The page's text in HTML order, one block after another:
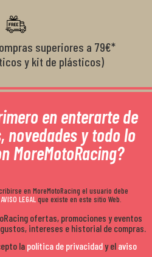
superiores a 79€*
y kit de plásticos)
en enterarte de
novedades y todo lo
MoreMotoRacing?
en MoreMotoRacing el usuario debe
AVISO LEGALque existe en este sitio Web.
ofertas, promociones y eventos
intereses e historial de compras.
la política de privacidady el aviso